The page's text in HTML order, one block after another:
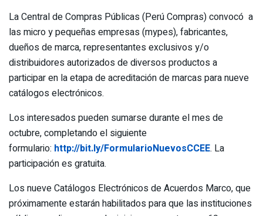
La Central de Compras Públicas (Perú Compras) convocó a
las micro y pequeñas empresas (mypes), fabricantes,
dueños de marca, representantes exclusivos y/o
distribuidores autorizados de diversos productos a
participar en la etapa de acreditación de marcas para nueve
catálogos electrónicos.
Los interesados pueden sumarse durante el mes de
octubre, completando el siguiente
formulario: http://bit.ly/FormularioNuevosCCEE. La
participación es gratuita.
Los nueve Catálogos Electrónicos de Acuerdos Marco, que
próximamente estarán habilitados para que las instituciones